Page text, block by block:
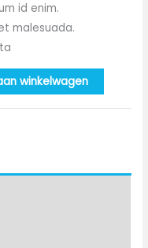
id enim.
malesuada.
winkelwagen